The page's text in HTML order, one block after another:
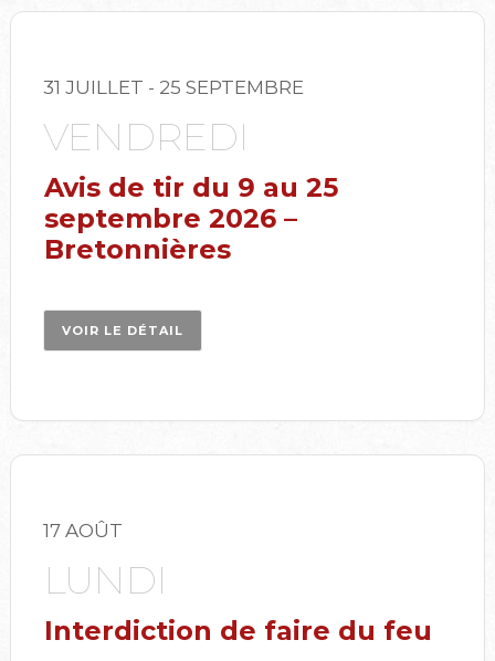
31 JUILLET - 25 SEPTEMBRE
VENDREDI
Avis de tir du 9 au 25
septembre 2026 –
Bretonnières
VOIR LE DÉTAIL
17 AOÛT
LUNDI
Interdiction de faire du feu